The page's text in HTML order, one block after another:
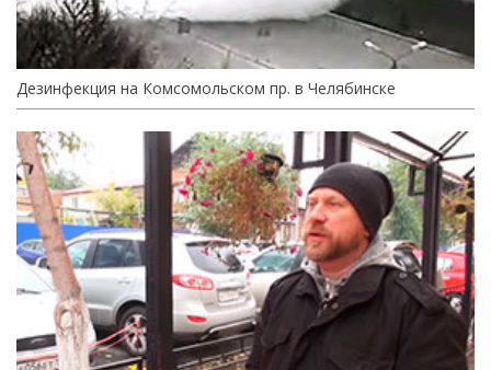
Дезинфекция на Комсомольском пр. в Челябинске